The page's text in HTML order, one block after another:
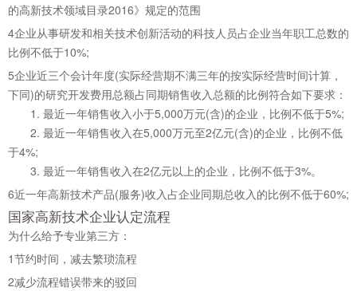
的高新技术领域目录2016》规定的范围
4企业从事研发和相关技术创新活动的科技人员占企业当年职工总数的
比例不低于10%;
5企业近三个会计年度(实际经营期不满三年的按实际经营时间计算，
下同)的研究开发费用总额占同期销售收入总额的比例符合如下要求：
1. 最近一年销售收入小于5,000万元(含)的企业，比例不低于5%;
2. 最近一年销售收入在5,000万元至2亿元(含)的企业，比例不低
于4%;
3. 最近一年销售收入在2亿元以上的企业，比例不低于3%。
6近一年高新技术产品(服务)收入占企业同期总收入的比例不低于60%;
国家高新技术企业认定流程
为什么给予专业第三方：
1节约时间，减去繁琐流程
2减少流程错误带来的驳回